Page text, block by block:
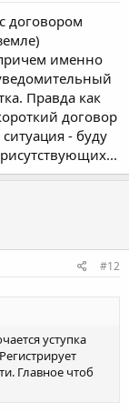
договором
именно
Правда как
договор
- буду
#12
уступка
Главное чтоб